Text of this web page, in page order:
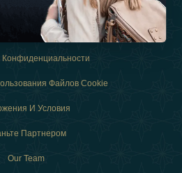
Связаться
Конфиденциальности
Файлов Cookie
И Условия
Партнером
Our Team